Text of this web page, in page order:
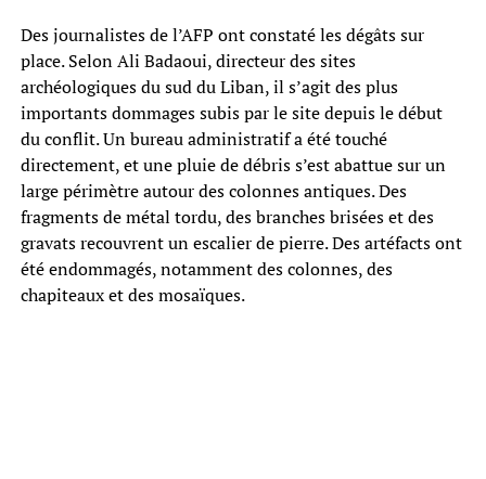
Des journalistes de l’AFP ont constaté les dégâts sur
place. Selon Ali Badaoui, directeur des sites
archéologiques du sud du Liban, il s’agit des plus
importants dommages subis par le site depuis le début
du conflit. Un bureau administratif a été touché
directement, et une pluie de débris s’est abattue sur un
large périmètre autour des colonnes antiques. Des
fragments de métal tordu, des branches brisées et des
gravats recouvrent un escalier de pierre. Des artéfacts ont
été endommagés, notamment des colonnes, des
chapiteaux et des mosaïques.